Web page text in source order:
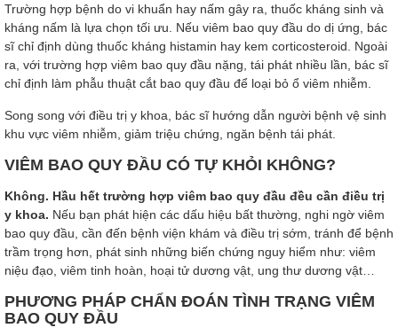
Trường hợp bệnh do vi khuẩn hay nấm gây ra, thuốc kháng sinh và
kháng nấm là lựa chọn tối ưu. Nếu viêm bao quy đầu do dị ứng, bác
sĩ chỉ định dùng thuốc kháng histamin hay kem corticosteroid. Ngoài
ra, với trường hợp viêm bao quy đầu nặng, tái phát nhiều lần, bác sĩ
chỉ định làm phẫu thuật cắt bao quy đầu để loại bỏ ổ viêm nhiễm.
Song song với điều trị y khoa, bác sĩ hướng dẫn người bệnh vệ sinh
khu vực viêm nhiễm, giảm triệu chứng, ngăn bệnh tái phát.
VIÊM BAO QUY ĐẦU CÓ TỰ KHỎI KHÔNG?
Không. Hầu hết trường hợp viêm bao quy đầu đều cần điều trị
y khoa. Nếu bạn phát hiện các dấu hiệu bất thường, nghi ngờ viêm
bao quy đầu, cần đến bệnh viện khám và điều trị sớm, tránh để bệnh
trầm trọng hơn, phát sinh những biến chứng nguy hiểm như: viêm
niệu đạo, viêm tinh hoàn, hoại tử dương vật, ung thư dương vật…
PHƯƠNG PHÁP CHẨN ĐOÁN TÌNH TRẠNG VIÊM
BAO QUY ĐẦU